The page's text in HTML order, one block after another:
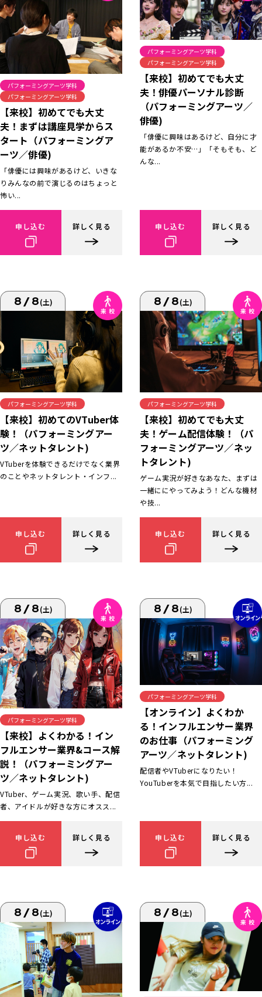
パフォーミングアーツ学科
パフォーミングアーツ学科
【来校】初めてでも大丈
夫！まずは講座見学からス
タート（パフォーミングア
ーツ／俳優)
「俳優には興味があるけど、いきな
りみんなの前で演じるのはちょっと
怖い...
申し込む 詳しく見る
パフォーミングアーツ学科
パフォーミングアーツ学科
【来校】初めてでも大丈
夫！俳優パーソナル診断
（パフォーミングアーツ／
俳優)
「俳優に興味はあるけど、自分に才
能があるか不安…」「そもそも、ど
んな...
申し込む 詳しく見る
8/8(土)
パフォーミングアーツ学科
【来校】初めてのVTuber体
験！（パフォーミングアー
ツ／ネットタレント)
VTuberを体験できるだけでなく業界
のことやネットタレント・インフ...
申し込む 詳しく見る
8/8(土)
パフォーミングアーツ学科
【来校】初めてでも大丈
夫！ゲーム配信体験！（パ
フォーミングアーツ／ネッ
トタレント)
ゲーム実況が好きなあなた、まずは
一緒ににやってみよう！どんな機材
や技...
申し込む 詳しく見る
8/8(土)
パフォーミングアーツ学科
【来校】よくわかる！イン
フルエンサー業界&コース解
説！（パフォーミングアー
ツ／ネットタレント)
VTuber、ゲーム実況、歌い手、配信
者、アイドルが好きな方にオスス...
申し込む 詳しく見る
8/8(土)
パフォーミングアーツ学科
【オンライン】よくわか
る！インフルエンサー業界
のお仕事（パフォーミング
アーツ／ネットタレント)
配信者やVTuberになりたい！
YouTuberを本気で目指したい方...
申し込む 詳しく見る
8/8(土) 8/8(土)